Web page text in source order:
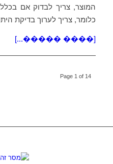
המוצר, צריך לבדוק אם
כלומר, צריך לערוך בדיקת
[���� �����...]
Page 1 of 14